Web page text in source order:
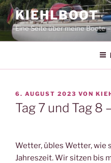
Zum
Inhalt
springen
KIEHLBOOT
Eine Seite über meine Boote
VERÖFFENTLICHT
AM
6. AUGUST 2023 VON
Tag 7 und Tag 8
Wetter, übles Wetter, wie
Jahreszeit. Wir sitzen bis